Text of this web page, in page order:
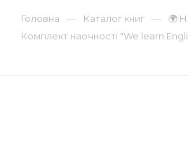
Головна — Каталог книг — 🌍
Комплект наочності "We learn